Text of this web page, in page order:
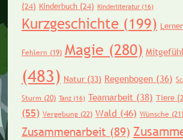
(24) Kinderbuch(24) Kinderliteratur(16)
Kurzgeschichte(199)
Fehlern (19) Magie (280) Mitgefühl
(483) Natur(33) Regenbogen(36)
Sturm(20) Tanz(16) Teamarbeit(38) Tiere
(55) Vergebung(22) Wald (46) Wünsche (21)
Zusammenarbeit (89)